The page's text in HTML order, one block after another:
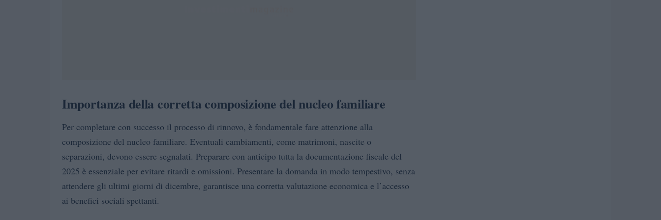
Importanza della corretta composizione del nucleo familiare
Per completare con successo il processo di rinnovo, è fondamentale fare attenzione alla
composizione del nucleo familiare. Eventuali cambiamenti, come matrimoni, nascite o
separazioni, devono essere segnalati. Preparare con anticipo tutta la documentazione fiscale del
2025 è essenziale per evitare ritardi e omissioni. Presentare la domanda in modo tempestivo, senza
attendere gli ultimi giorni di dicembre, garantisce una corretta valutazione economica e l’accesso
ai benefici sociali spettanti.